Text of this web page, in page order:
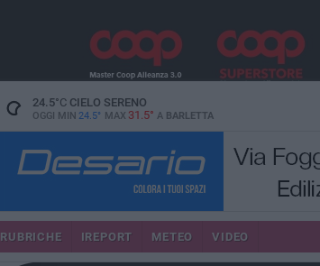
24.5°CCIELO SERENO
OGGI MIN 24.5° MAX 31.5° A BARLETTA
RUBRICHE IREPORT METEO VIDEO